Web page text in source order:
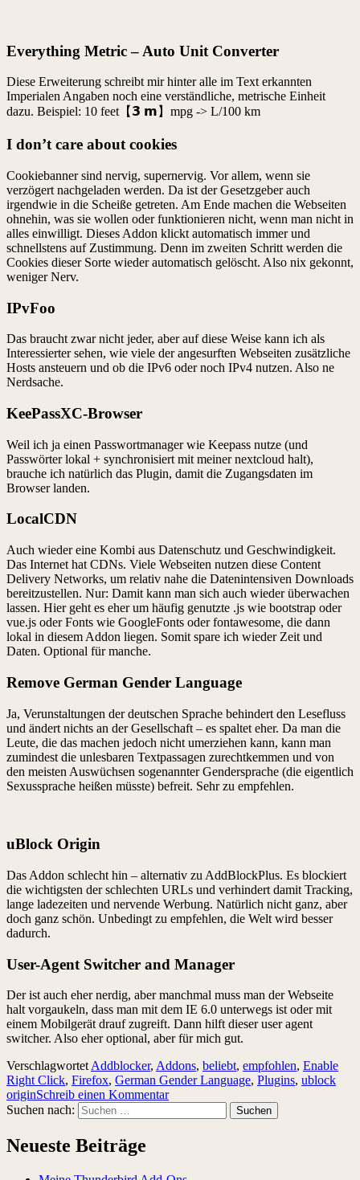
Everything Metric – Auto Unit Converter
Diese Erweiterung schreibt mir hinter alle im Text erkannten
Imperialen Angaben noch eine verständliche, metrische Einheit
dazu. Beispiel: 10 feet【𝟯 𝗺】mpg -> L/100 km
I don’t care about cookies
Cookiebanner sind nervig, supernervig. Vor allem, wenn sie
verzögert nachgeladen werden. Da ist der Gesetzgeber auch
irgendwie in die Scheiße getreten. Am Ende machen die Webseiten
ohnehin, was sie wollen oder funktionieren nicht, wenn man nicht in
alles einwilligt. Dieses Addon klickt automatisch immer und
schnellstens auf Zustimmung. Denn im zweiten Schritt werden die
Cookies dieser Sorte wieder automatisch gelöscht. Also nix gekonnt,
weniger Nerv.
IPvFoo
Das braucht zwar nicht jeder, aber auf diese Weise kann ich als
Interessierter sehen, wie viele der angesurften Webseiten zusätzliche
Hosts ansteuern und ob die IPv6 oder noch IPv4 nutzen. Also ne
Nerdsache.
KeePassXC-Browser
Weil ich ja einen Passwortmanager wie Keepass nutze (und
Passwörter lokal + synchronisiert mit meiner nextcloud halt),
brauche ich natürlich das Plugin, damit die Zugangsdaten im
Browser landen.
LocalCDN
Auch wieder eine Kombi aus Datenschutz und Geschwindigkeit.
Das Internet hat CDNs. Viele Webseiten nutzen diese Content
Delivery Networks, um relativ nahe die Datenintensiven Downloads
bereitzustellen. Nur: Damit kann man sich auch wieder überwachen
lassen. Hier geht es eher um häufig genutzte .js wie bootstrap oder
vue.js oder Fonts wie GoogleFonts oder fontawesome, die dann
lokal in diesem Addon liegen. Somit spare ich wieder Zeit und
Daten. Optional für manche.
Remove German Gender Language
Ja, Verunstaltungen der deutschen Sprache behindert den Lesefluss
und ändert nichts an der Gesellschaft – es spaltet eher. Da man die
Leute, die das machen jedoch nicht umerziehen kann, kann man
zumindest die unlesbaren Textpassagen zurechtkemmen und von
den meisten Auswüchsen sogenannter Gendersprache (die eigentlich
Sexussprache heißen müsste) befreit. Sehr zu empfehlen.
uBlock Origin
Das Addon schlecht hin – alternativ zu AddBlockPlus. Es blockiert
die wichtigsten der schlechten URLs und verhindert damit Tracking,
lange ladezeiten und nervende Werbung. Natürlich nicht ganz, aber
doch ganz schön. Unbedingt zu empfehlen, die Welt wird besser
dadurch.
User-Agent Switcher and Manager
Der ist auch eher nerdig, aber manchmal muss man der Webseite
halt vorgaukeln, dass man mit dem IE 6.0 unterwegs ist oder mit
einem Mobilgerät drauf zugreift. Dann hilft dieser user agent
switcher. Also eher optional, aber für mich gut.
VerschlagwortetAddblocker, Addons, beliebt, empfohlen, Enable
Right Click, Firefox, German Gender Language, Plugins, ublock
originSchreib einen Kommentar
Suchen nach:
Neueste Beiträge